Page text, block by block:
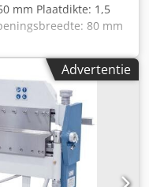
mm Plaatdikte: 1,5
80 mm
t Benodigde
Aa Iaefgekr
2x50 mm, 1x70
1x170 mm.
Advertentie